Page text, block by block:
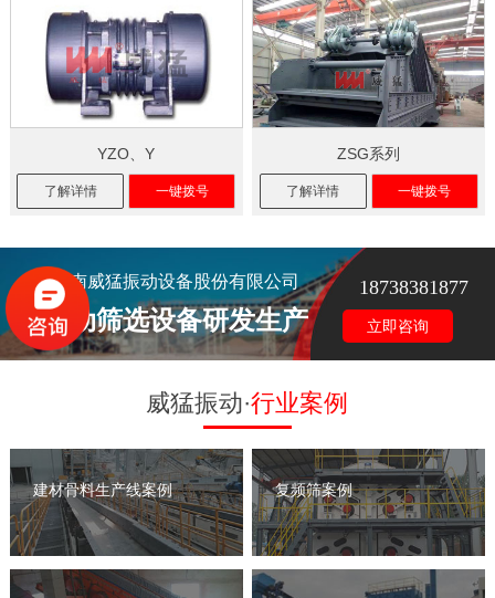
YZO、Y
了解详情 一键拨号
ZSG系列
了解详情 一键拨号
河南威猛振动设备股份有限公司
振动筛选设备研发生产
18738381877
立即咨询
威猛振动·行业案例
建材骨料生产线案例 复频筛案例